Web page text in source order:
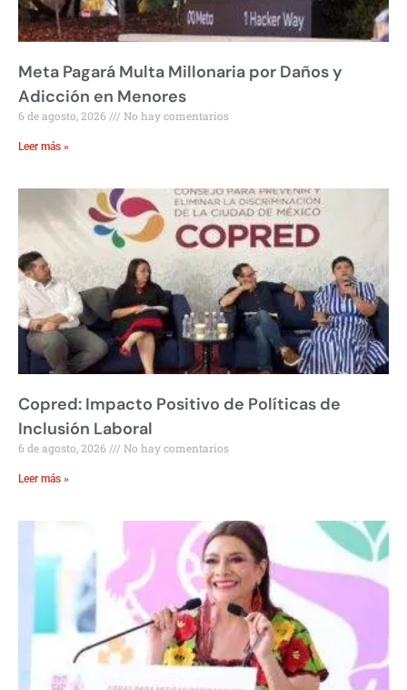
Meta Pagará Multa Millonaria por Daños y
Adicción en Menores
6 de agosto, 2026 No hay comentarios
Leer más »
Copred: Impacto Positivo de Políticas de
Inclusión Laboral
6 de agosto, 2026 No hay comentarios
Leer más »